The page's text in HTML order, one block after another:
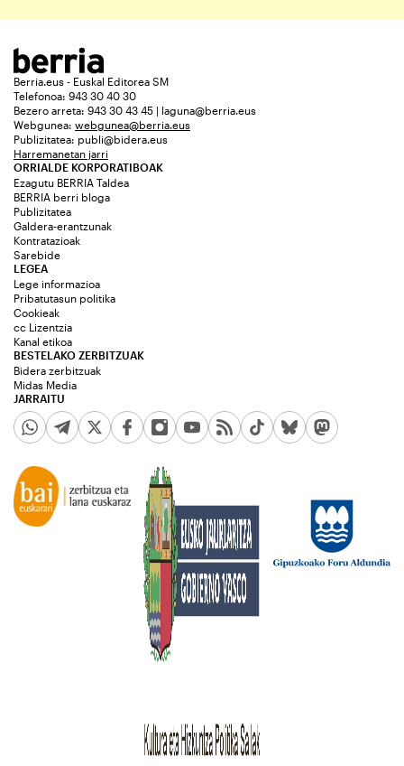
Berria.eus - Euskal Editorea SM
Telefonoa: 943 30 40 30
Bezero arreta: 943 30 43 45 | laguna@berria.eus
Webgunea: webgunea@berria.eus
Publizitatea: publi@bidera.eus
Harremanetan jarri
ORRIALDE KORPORATIBOAK
Ezagutu BERRIA Taldea
BERRIA berri bloga
Publizitatea
Galdera-erantzunak
Kontratazioak
Sarebide
JARRAITU
LEGEA
Lege informazioa
Pribatutasun politika
Cookieak
cc Lizentzia
Kanal etikoa
BESTELAKO ZERBITZUAK
Bidera zerbitzuak
Midas Media